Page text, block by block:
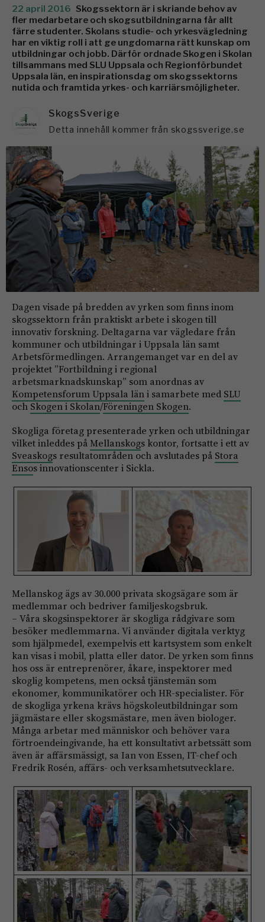
22 april 2016 Skogssektorn är i skriande behov av
fler medarbetare och skogsutbildningarna får allt
färre studenter. Skolans studie- och yrkesvägledning
har en viktig roll i att ge ungdomarna rätt kunskap om
utbildningar och jobb. Därför ordnade Skogen i Skolan
tillsammans med SLU Uppsala och Regionförbundet
Uppsala län, en inspirationsdag om skogssektorns
nutida och framtida yrkes- och karriärsmöjligheter.
SkogsSverige
Detta innehåll kommer från skogssverige.se
Dagen visade på bredden av yrken som finns inom
skogssektorn från praktiskt arbete i skogen till
innovativ forskning. Deltagarna var vägledare från
kommuner och utbildningar i Uppsala län samt
Arbetsförmedlingen. Arrangemanget var en del av
projektet ”Fortbildning i regional
arbetsmarknadskunskap” som anordnas av
Kompetensforum Uppsala läni samarbete med SLU
ochSkogen i Skolan/Föreningen Skogen.
Skogliga företag presenterade yrken och utbildningar
vilket inleddes på Mellanskogs kontor, fortsatte i ett av
Sveaskogs resultatområden och avslutades på Stora
Ensos innovationscenter i Sickla.
Mellanskog ägs av 30.000 privata skogsägare som är
medlemmar och bedriver familjeskogsbruk.
– Våra skogsinspektorer är skogliga rådgivare som
besöker medlemmarna. Vi använder digitala verktyg
som hjälpmedel, exempelvis ett kartsystem som enkelt
kan visas i mobil, platta eller dator. De yrken som finns
hos oss är entreprenörer, åkare, inspektorer med
skoglig kompetens, men också tjänstemän som
ekonomer, kommunikatörer och HR-specialister. För
de skogliga yrkena krävs högskoleutbildningar som
jägmästare eller skogsmästare, men även biologer.
Många arbetar med människor och behöver vara
förtroendeingivande, ha ett konsultativt arbetssätt som
även är affärsmässigt, sa Ian von Essen, IT-chef och
Fredrik Rosén, affärs- och verksamhetsutvecklare.